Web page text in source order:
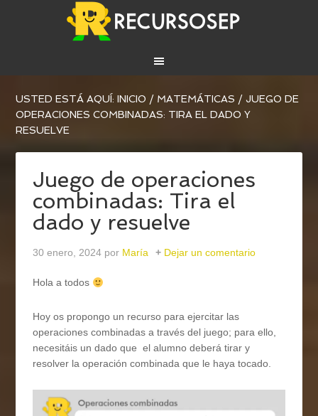
USTED ESTÁ AQUÍ:INICIO / MATEMÁTICAS / JUEGO DE
OPERACIONES COMBINADAS: TIRA EL DADO Y
RESUELVE
Juego de operaciones
combinadas: Tira el
dado y resuelve
30 enero, 2024 por María Dejar un comentario
Hola a todos
Hoy os propongo un recurso para ejercitar las
operaciones combinadas a través del juego; para ello,
necesitáis un dado que el alumno deberá tirar y
resolver la operación combinada que le haya tocado.